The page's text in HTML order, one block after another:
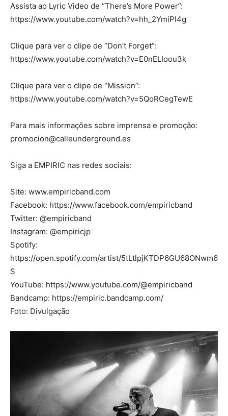
Assista ao Lyric Video de “There’s More Power”:
https://www.youtube.com/watch?v=hh_2YmiPl4g
Clique para ver o clipe de “Don’t Forget”:
https://www.youtube.com/watch?v=E0nELIoou3k
Clique para ver o clipe de “Mission”:
https://www.youtube.com/watch?v=5QoRCegTewE
Para mais informações sobre imprensa e promoção:
promocion@calleunderground.es
Siga a EMPIRIC nas redes sociais:
Site: www.empiricband.com
Facebook: https://www.facebook.com/empiricband
Twitter: @empiricband
Instagram: @empiricjp
Spotify:
https://open.spotify.com/artist/5tLtlpjKTDP6GU68ONwm6
S
YouTube: https://www.youtube.com/@empiricband
Bandcamp: https://empiric.bandcamp.com/
Foto: Divulgação